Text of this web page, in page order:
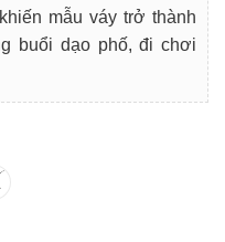
mẫu váy trở thành
buổi dạo phố, đi chơi
Trắng Kem Dáng Xòe